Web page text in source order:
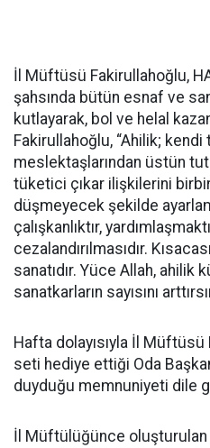
İl Müftüsü Fakirullahoğlu,
şahsında bütün esnaf ve
kutlayarak, bol ve helal
Fakirullahoğlu, “Ahilik; kendi
meslektaşlarından üstün
tüketici çıkar ilişkilerini
düşmeyecek şekilde
çalışkanlıktır,
cezalandırılmasıdır.
sanatıdır. Yüce Allah,
sanatkarların sayısını
Hafta dolayısıyla İl
seti hediye ettiği Oda
duyduğu memnuniyeti dile
İl Müftülüğünce oluşturulan